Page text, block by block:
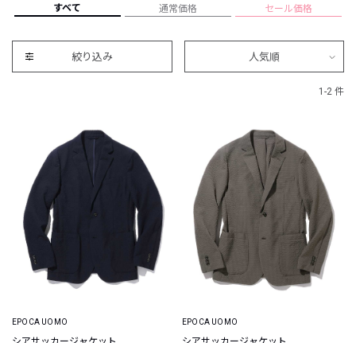
すべて 通常価格 セール価格
絞り込み 人気順
1-2 件
EPOCA UOMO EPOCA UOMO